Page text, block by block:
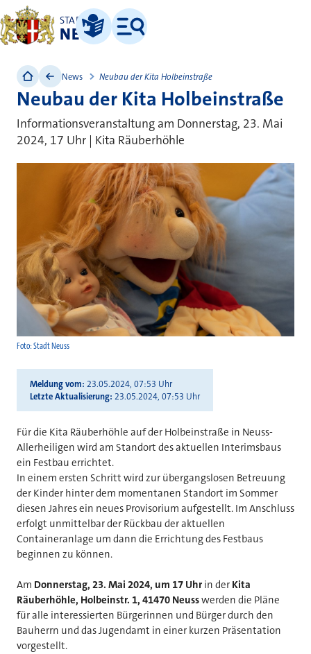
STADT
NEUSS
Leichte Sprache
Menü
Foto: Stadt Neuss
News Neubau der Kita Holbeinstraße
Neubau der Kita Holbeinstraße
Informationsveranstaltung am Donnerstag, 23. Mai
2024, 17 Uhr | Kita Räuberhöhle
Meldung vom 23.05.2024, 07:53 Uhr
Letzte Aktualisierung 23.05.2024, 07:53 Uhr
Für die Kita Räuberhöhle auf der Holbeinstraße in Neuss-
Allerheiligen wird am Standort des aktuellen Interimsbaus
ein Festbau errichtet.
In einem ersten Schritt wird zur übergangslosen Betreuung
der Kinder hinter dem momentanen Standort im Sommer
diesen Jahres ein neues Provisorium aufgestellt. Im Anschluss
erfolgt unmittelbar der Rückbau der aktuellen
Containeranlage um dann die Errichtung des Festbaus
beginnen zu können.
Am Donnerstag, 23. Mai 2024, um 17 Uhr in der Kita
Räuberhöhle, Holbeinstr. 1, 41470 Neusswerden die Pläne
für alle interessierten Bürgerinnen und Bürger durch den
Bauherrn und das Jugendamt in einer kurzen Präsentation
vorgestellt.